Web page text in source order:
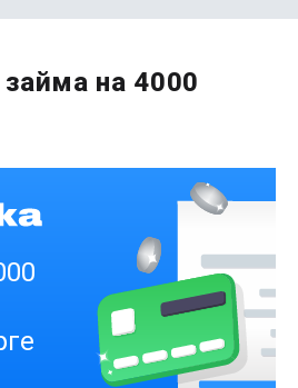
Получить
на 4000